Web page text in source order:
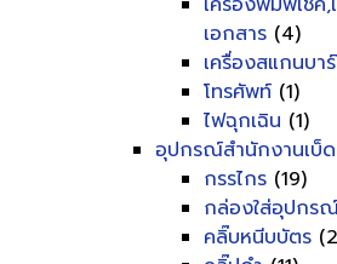
เอกสาร (4)
เครื่องสแกนบา
โทรศัพท์ (1)
ไฟฉุกเฉิน (1)
อุปกรณ์สำนักงานเบ็
กรรไกร (19)
กล่องใส่อุปกร
คลิ๊บหนีบบัตร